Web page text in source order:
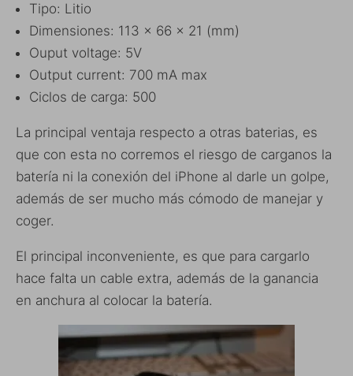
Tipo: Litio
Dimensiones: 113 x 66 x 21 (mm)
Ouput voltage: 5V
Output current: 700 mA max
Ciclos de carga: 500
La principal ventaja respecto a otras baterias, es
que con esta no corremos el riesgo de carganos la
batería ni la conexión del iPhone al darle un golpe,
además de ser mucho más cómodo de manejar y
coger.
El principal inconveniente, es que para cargarlo
hace falta un cable extra, además de la ganancia
en anchura al colocar la batería.